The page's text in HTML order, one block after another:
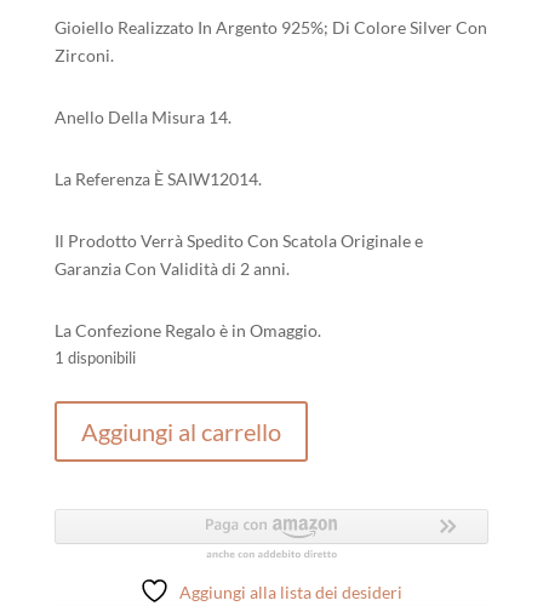
89,00 €.62,30 €.
Gioiello Realizzato In Argento 925%; Di Colore Silver Con
Zirconi.
Anello Della Misura 14.
La Referenza È SAIW12014.
Il Prodotto Verrà Spedito Con Scatola Originale e
Garanzia Con Validità di 2 anni.
La Confezione Regalo è in Omaggio.
1 disponibili
TesoriAggiungi al carrello
Aggiungi alla lista dei desideri